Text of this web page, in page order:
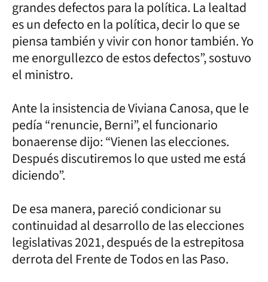
grandes defectos para la política. La lealtad
es un defecto en la política, decir lo que se
piensa también y vivir con honor también. Yo
me enorgullezco de estos defectos”, sostuvo
el ministro.
Ante la insistencia de Viviana Canosa, que le
pedía “renuncie, Berni”, el funcionario
bonaerense dijo: “Vienen las elecciones.
Después discutiremos lo que usted me está
diciendo”.
De esa manera, pareció condicionar su
continuidad al desarrollo de las elecciones
legislativas 2021, después de la estrepitosa
derrota del Frente de Todos en las Paso.